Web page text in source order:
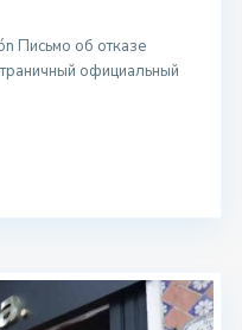
Письмо об отказе
официальный